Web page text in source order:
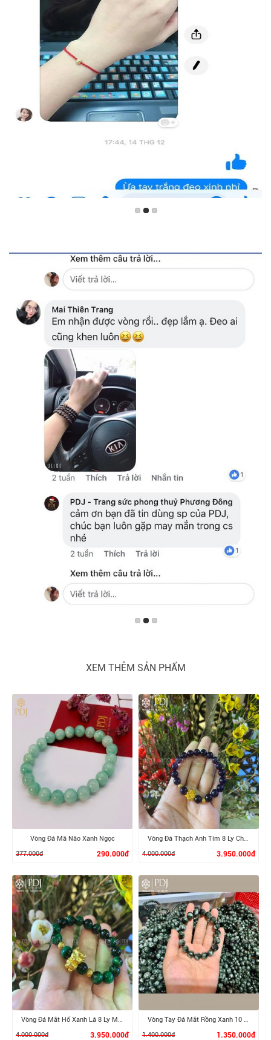
XEM THÊM SẢN PHẨM
XEM CHI TIẾT
Vòng Đá Mã Não Xanh Ngọc
377.000đ
290.000đ
XEM CHI TIẾT
Vòng Đá Thạch Anh Tím 8 Ly Charm Hoa Sen, Bi 24K
4.000.000đ
3.950.000đ
Vòng Đá Mắt Hổ Xanh Lá 8 Ly Mix Charm Trâu, Bi 24K
4.000.000đ
3.950.000đ
Vòng Tay Đá Mắt Rồng Xanh 10 Ly
1.400.000đ
1.350.000đ